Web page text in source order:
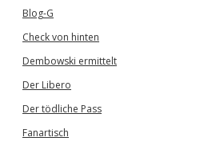
Blog-G
Check von hinten
Dembowski ermittelt
Der Libero
Der tödliche Pass
Fanartisch